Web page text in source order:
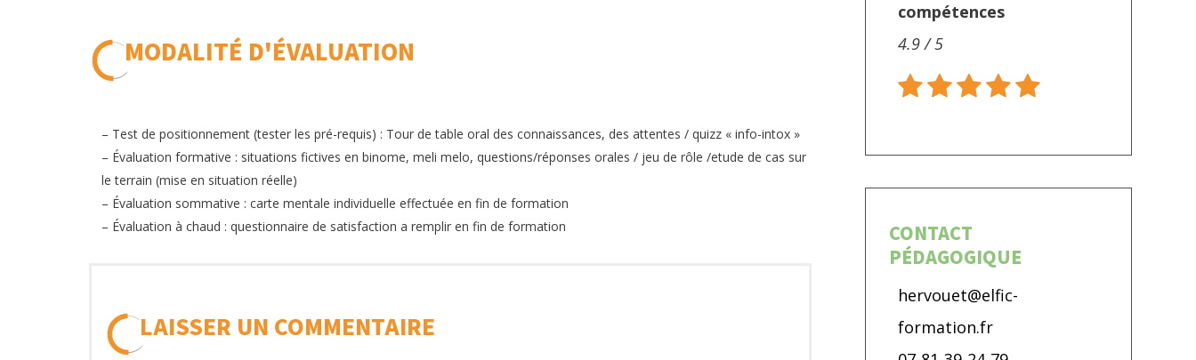
MODALITÉ D'ÉVALUATION
– Test de positionnement (tester les pré-requis) : Tour de table oral des connaissances, des attentes / quizz « info-intox »
– Évaluation formative : situations fictives en binome, meli melo, questions/réponses orales / jeu de rôle /etude de cas sur
le terrain (mise en situation réelle)
– Évaluation sommative : carte mentale individuelle effectuée en fin de formation
– Évaluation à chaud : questionnaire de satisfaction a remplir en fin de formation
LAISSER UN COMMENTAIRE
compétences
4.9 / 5
CONTACT
PÉDAGOGIQUE
hervouet@elfic-
formation.fr